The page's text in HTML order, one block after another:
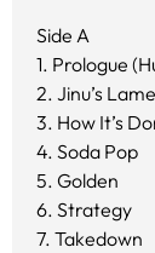
Side A
1. Prologue
2. Jinu’s
3. How It’s
4. Soda Pop
5. Golden
6. Strategy
7. Takedown